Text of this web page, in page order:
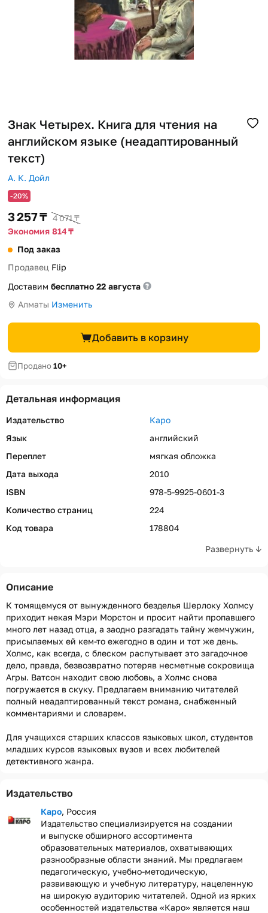
Знак Четырех. Книга для чтения на
английском языке (неадаптированный
текст)
А. К. Дойл
-20%
3 257 ₸ 4 071 ₸
Экономия 814 ₸
Под заказ
Продавец Flip
Доставим бесплатно 22 августа
Алматы Изменить
Добавить в корзину
Продано10+
Детальная информация
Развернуть ↓
Издательство
Каро
Язык
английский
Переплет
мягкая обложка
Дата выхода
2010
ISBN
978-5-9925-0601-3
Количество страниц
224
Код товара
178804
Описание
К томящемуся от вынужденного безделья Шерлоку Холмсу
приходит некая Мэри Морстон и просит найти пропавшего
много лет назад отца, а заодно разгадать тайну жемчужин,
присылаемых ей кем-то ежегодно в один и тот же день.
Холмс, как всегда, с блеском распутывает это загадочное
дело, правда, безвозвратно потеряв несметные сокровища
Агры. Ватсон находит свою любовь, а Холмс снова
погружается в скуку. Предлагаем вниманию читателей
полный неадаптированный текст романа, снабженный
комментариями и словарем.
Для учащихся старших классов языковых школ, студентов
младших курсов языковых вузов и всех любителей
детективного жанра.
Издательство
Каро, Россия
Издательство специализируется на создании
и выпуске обширного ассортимента
образовательных материалов, охватывающих
разнообразные области знаний. Мы предлагаем
педагогическую, учебно-методическую,
развивающую и учебную литературу, нацеленную
на широкую аудиторию читателей. Одной из ярких
особенностей издательства «Каро» является наш
Способы доставки
Способы оплаты